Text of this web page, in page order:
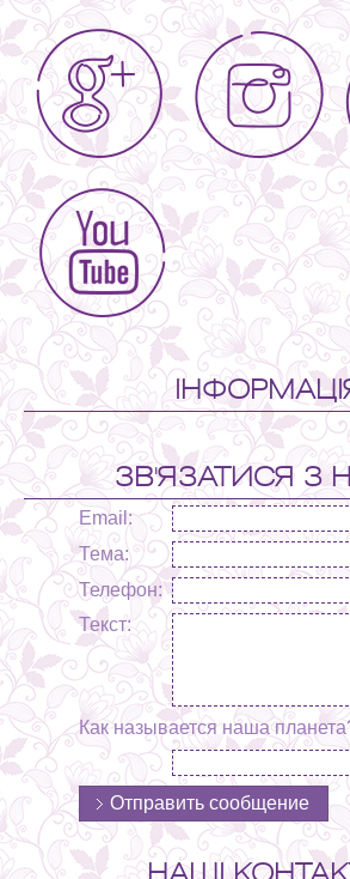
ЗВ'ЯЗАТИСЯ З
Email:
Тема:
Телефон:
Текст:
Как называется наша